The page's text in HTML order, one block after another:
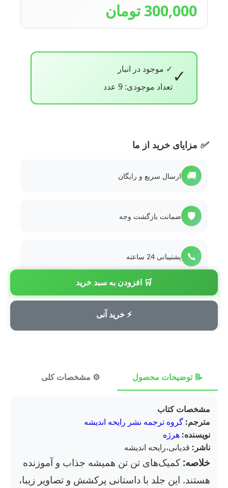
300,000 تومان
✓ ✓ موجود در انبار
تعداد موجودی: 9 عدد
🛒 افزودن به سبد خرید
⚡ خرید آنی
✅ مزایای خرید از ما
🚚 ارسال سریع و رایگان
🛡️ ضمانت بازگشت وجه
📞 پشتیبانی 24 ساعته
💳 پرداخت امن
📝 توضیحات محصول ⚙️ مشخصات کلی
مشخصات کتاب
مترجم: گروه ترجمه نشر رایحه اندیشه
نویسنده: هرژه
ناشر: قدیانی،رایحه اندیشه
خلاصه: کمیک‌های تن تن همیشه جذاب و آموزنده
هستند. این جلد با داستانی پرکشش و تصاویر زیبا،